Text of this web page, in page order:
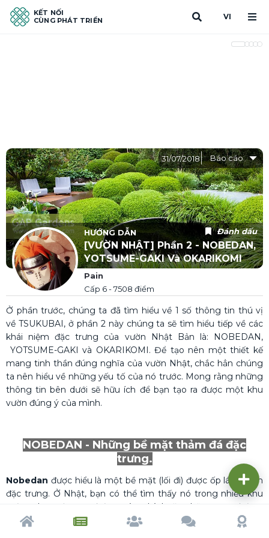
KẾT NỐI
CÙNG PHÁT TRIỂN
VI
Pain
Cấp 6 - 7508 điểm
Đánh dấu
HƯỚNG DẪN
[VƯỜN NHẬT] Phần 2 - NOBEDAN,
YOTSUME-GAKI Và OKARIKOMI
31/07/2018 Báo cáo
Ở phần trước, chúng ta đã tìm hiểu về 1 số thông tin thú vị
về TSUKUBAI, ở phần 2 này chúng ta sẽ tìm hiểu tiếp về các
khái niệm đặc trưng của vườn Nhật Bản là: NOBEDAN,
YOTSUME-GAKI và OKARIKOMI. Để tạo nên một thiết kế
mang tinh thần đúng nghĩa của vườn Nhật, chắc hẳn chúng
ta nên hiểu về những yếu tố của nó trước. Mong rằng những
thông tin bên dưới sẽ hữu ích để bạn tạo ra được một khu
vườn đúng ý của mình.
NOBEDAN - Những bề mặt thảm đá đặc
trưng.
Nobedan được hiểu là một bề mặt (lối đi) được ốp lát 1 cách
đặc trưng. Ở Nhật, bạn có thể tìm thấy nó trong nhiều khu
vườn: như một con đường vào nhà hoặc những con đường
chính trong vườn, cũng có thể là trước ghế chờ đợi. Nhìn
Trang chủ Tạp chí Cộng đồng Cố vấn Dấu ấn